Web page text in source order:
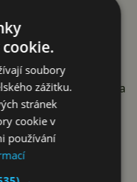
případě ale
Spotify si
i pro vás. Pokud
premium, jeho cena
na krásné necelé
dostanete
a navíc bez
soubory
zážitku.
stránek
cookie v
používání